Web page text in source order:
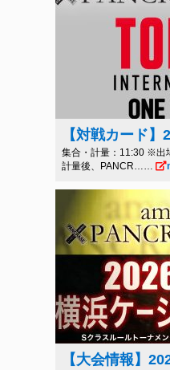
【対戦カード
集合・計量：11:30 ※出
計量後、PANCR……
【大会情報】